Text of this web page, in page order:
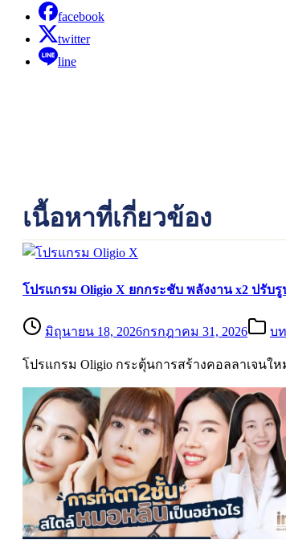
facebook
twitter
line
เนื้อหาที่เกี่ยวข้อง
โปรแกรม Oligio X ยกกระชับ พลังงาน x2 ปรับ
มิถุนายน 18, 2026กรกฎาคม 31, 2026 บ
โปรแกรม Oligio กระตุ้นการสร้างคอลลาเจน